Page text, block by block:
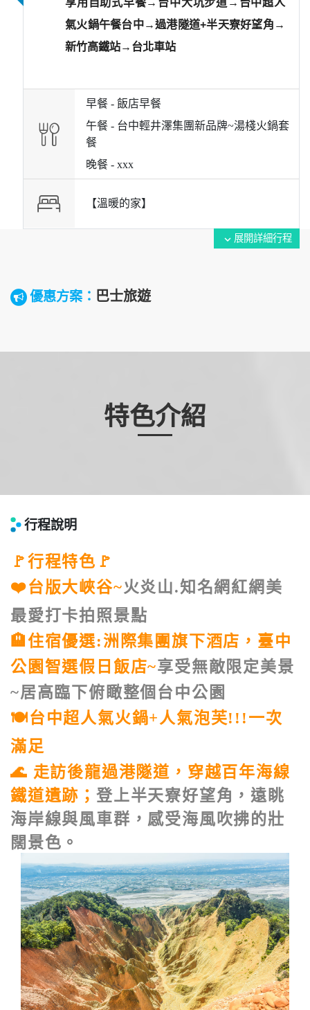
優惠方案： 巴士旅遊
特色介紹
行程說明
🚩行程特色🚩
❤️台版大峽谷~火炎山.知名網紅網美
最愛打卡拍照景點
🏨住宿優選:洲際集團旗下酒店，臺中
公園智選假日飯店~享受無敵限定美景
~居高臨下俯瞰整個台中公園
🍽️台中超人氣火鍋+人氣泡芙!!!一次
滿足
🌊 走訪後龍過港隧道，穿越百年海線
鐵道遺跡； 登上半天寮好望角，遠眺
海岸線與風車群，感受海風吹拂的壯
闊景色。
氣火鍋午餐台中→過港隧道+半天寮好望角→
新竹高鐵站→台北車站
早餐 - 飯店早餐
午餐 - 台中輕井澤集團新品牌~湯棧火鍋套
餐
晚餐 - xxx
【溫暖的家】
expand_more 展開詳細行程